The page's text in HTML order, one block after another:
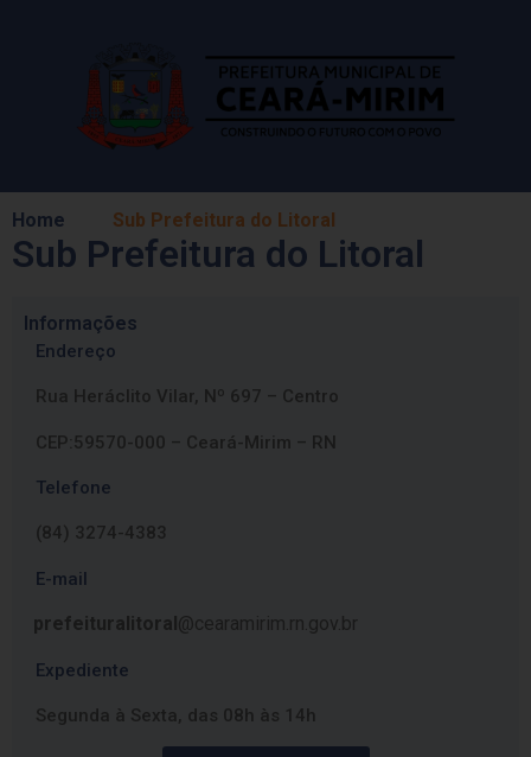
Home Sub Prefeitura do Litoral
Sub Prefeitura do Litoral
Informações
Endereço
Rua Heráclito Vilar, Nº 697 – Centro
CEP:59570-000 – Ceará-Mirim – RN
Telefone
(84) 3274-4383
E-mail
prefeituralitoral @cearamirim.rn.gov.br
Expediente
Segunda à Sexta, das 08h às 14h